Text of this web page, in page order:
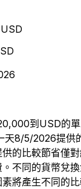
到USD的
天8/5/2026提供
的比較節省僅
不同的貨幣兌
將產生不同的